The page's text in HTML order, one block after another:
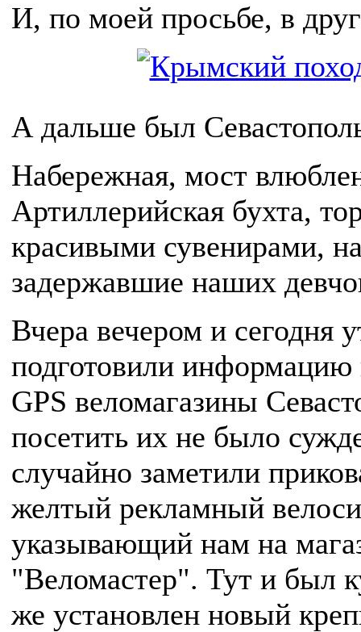
И, по моей просьбе, в
А дальше был
Набережная, мост
Артиллерийская бухта,
красивыми сувенирами,
задержавшие наших
Вчера вечером и сегодня
подготовили информацию
GPS веломагазины
посетить их не было
случайно заметили
желтый рекламный
указывающий нам на
"Веломастер". Тут и был
же установлен новый